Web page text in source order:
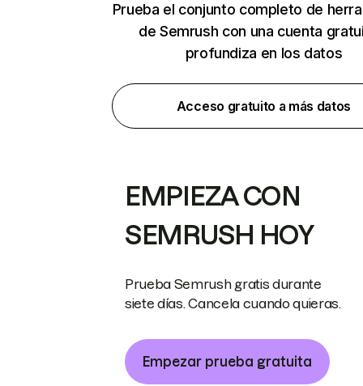
Prueba el conjunto completo de
de Semrush con una cuenta
profundiza en los datos
Acceso gratuito a más datos
EMPIEZA CON
SEMRUSH HOY
Prueba Semrush gratis durante
siete días. Cancela cuando quieras.
Empezar prueba gratuita